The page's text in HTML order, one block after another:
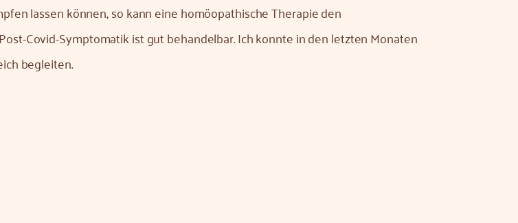
lassen können, so kann eine homöopathische Therapie den
Covid-Symptomatik ist gut behandelbar. Ich konnte in den letzten Monaten
begleiten.